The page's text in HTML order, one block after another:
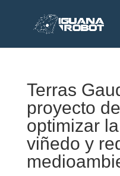
Terras
proyecto
optimizar
viñedo y